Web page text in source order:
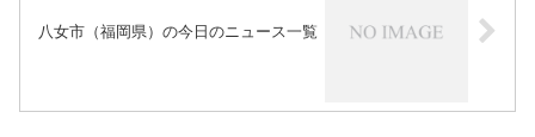
八女市（福岡県）の今日のニュース一覧